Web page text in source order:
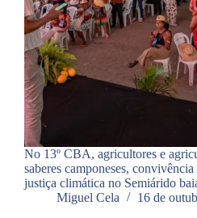
No 13º CBA, agricultores e
saberes camponeses,
justiça climática no Semiárido
Miguel Cela
16 de